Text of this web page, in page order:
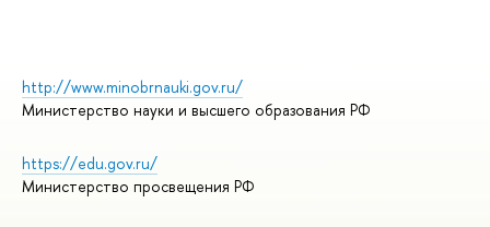
http://www.minobrnauki.gov.ru/
Министерство науки и высшего образования РФ
https://edu.gov.ru/
Министерство просвещения РФ